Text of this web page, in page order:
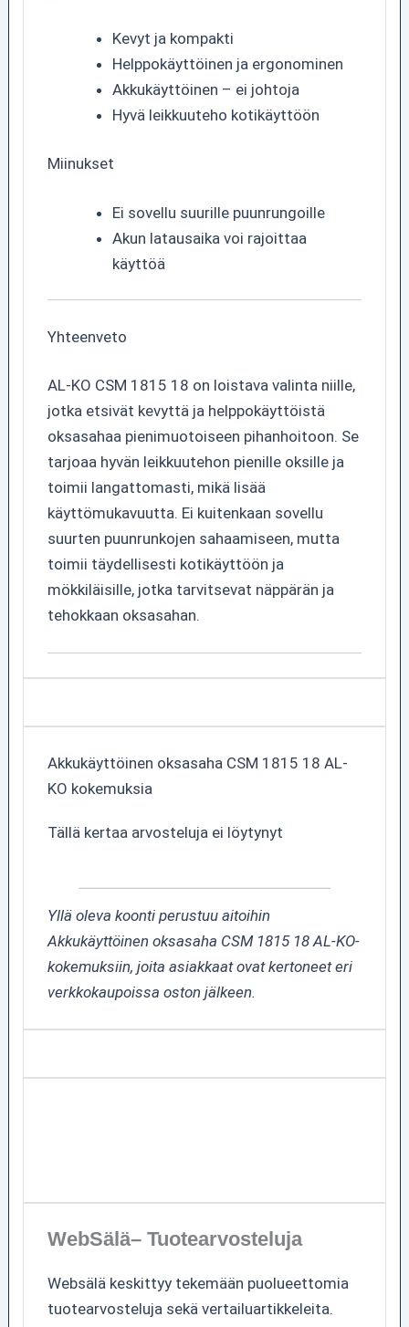
Kevyt ja kompakti
Helppokäyttöinen ja ergonominen
Akkukäyttöinen – ei johtoja
Hyvä leikkuuteho kotikäyttöön
Miinukset
Ei sovellu suurille puunrungoille
Akun latausaika voi rajoittaa
käyttöä
Yhteenveto
AL-KO CSM 1815 18 on loistava valinta niille,
jotka etsivät kevyttä ja helppokäyttöistä
oksasahaa pienimuotoiseen pihanhoitoon. Se
tarjoaa hyvän leikkuutehon pienille oksille ja
toimii langattomasti, mikä lisää
käyttömukavuutta. Ei kuitenkaan sovellu
suurten puunrunkojen sahaamiseen, mutta
toimii täydellisesti kotikäyttöön ja
mökkiläisille, jotka tarvitsevat näppärän ja
tehokkaan oksasahan.
Akkukäyttöinen oksasaha CSM 1815 18 AL-
KO kokemuksia
Tällä kertaa arvosteluja ei löytynyt
Yllä oleva koonti perustuu aitoihin
Akkukäyttöinen oksasaha CSM 1815 18 AL-KO-
kokemuksiin, joita asiakkaat ovat kertoneet eri
verkkokaupoissa oston jälkeen.
WebSälä– Tuotearvosteluja
Websälä keskittyy tekemään puolueettomia
tuotearvosteluja sekä vertailuartikkeleita.